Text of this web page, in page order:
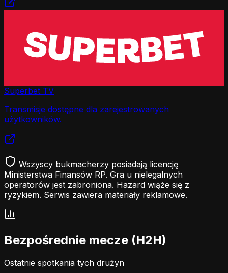
Superbet TV
Transmisje dostępne dla zarejestrowanych
użytkowników.
Wszyscy bukmacherzy posiadają licencję
Ministerstwa Finansów RP. Gra u nielegalnych
operatorów jest zabroniona. Hazard wiąże się z
ryzykiem. Serwis zawiera materiały reklamowe.
Bezpośrednie mecze (H2H)
Ostatnie spotkania tych drużyn